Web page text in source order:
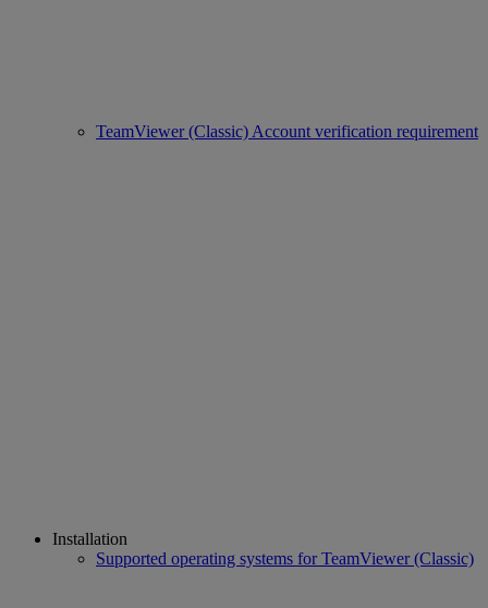
TeamViewer (Classic) Account verification requirement
Installation
Supported operating systems for TeamViewer (Classic)